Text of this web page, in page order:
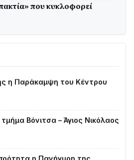
που κυκλοφορεί
η Παράκαμψη του Κέντρου
Σωτήρος στο Γολέμι